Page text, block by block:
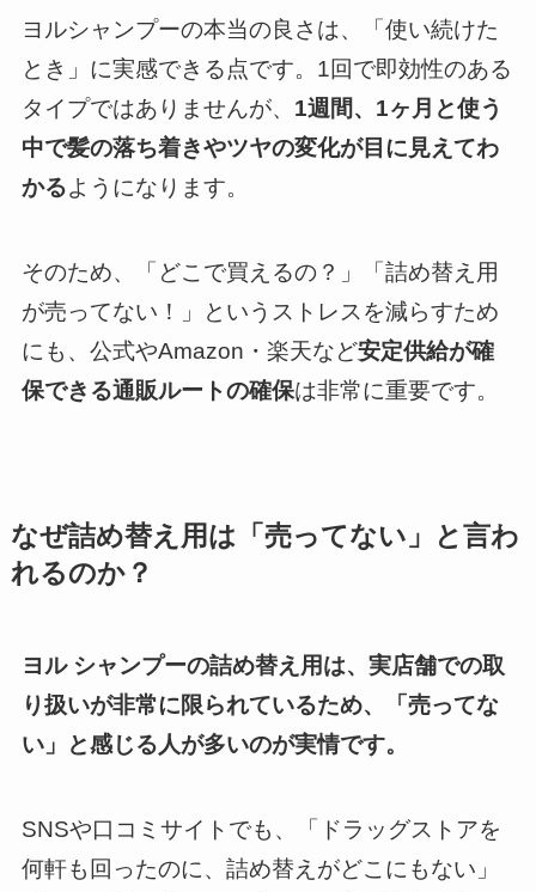
ヨルシャンプーの本当の良さは、「使い続けた
とき」に実感できる点です。1回で即効性のある
タイプではありませんが、 1週間、1ヶ月と使う
中で髪の落ち着きやツヤの変化が目に見えてわ
かるようになります。
そのため、「どこで買えるの？」「詰め替え用
が売ってない！」というストレスを減らすため
にも、公式やAmazon・楽天など安定供給が確
保できる通販ルートの確保は非常に重要です。
なぜ詰め替え用は「売ってない」と言わ
れるのか？
ヨル シャンプーの詰め替え用は、実店舗での取
り扱いが非常に限られているため、「売ってな
い」と感じる人が多いのが実情です。
SNSや口コミサイトでも、「ドラッグストアを
何軒も回ったのに、詰め替えがどこにもない」